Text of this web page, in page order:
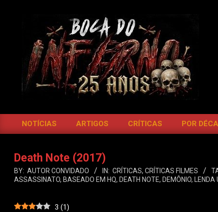
BOCA
DO
Primary
Menu
NOTÍCIAS ARTIGOS CRÍTICAS POR
Death Note (2017)
BY: AUTOR CONVIDADO IN: CRÍTICAS, CRÍTICAS FILMES
ASSASSINATO, BASEADO EM HQ, DEATH NOTE, DEMÔNIO,
3 (1)